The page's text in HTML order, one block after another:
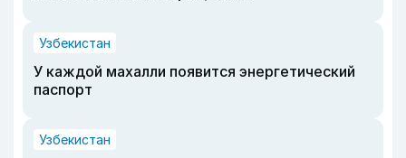
Узбекистан
У каждой махалли появится энергетический
паспорт
Узбекистан